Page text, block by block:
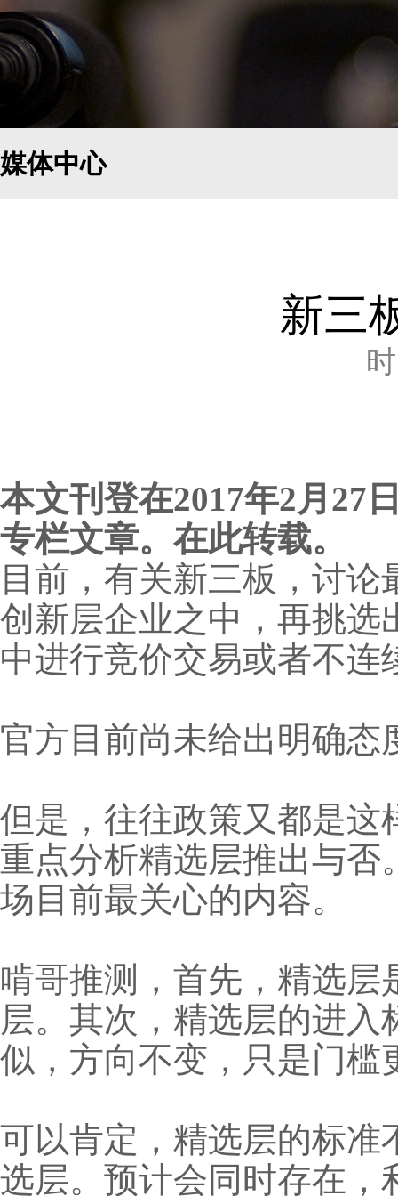
媒体中心
新三
本文刊登在2017年2月27
专栏文章。在此转载。
目前，有关新三板，讨
创新层企业之中，再挑选
中进行竞价交易或者不连
官方目前尚未给出明确态
但是，往往政策又都是这
重点分析精选层推出与否
场目前最关心的内容。
啃哥推测，首先，精选
层。其次，精选层的进
似，方向不变，只是门槛
可以肯定，精选层的标
选层。预计会同时存在，